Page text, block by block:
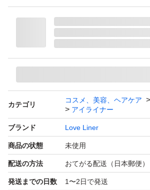
カテゴリ
コスメ、美容、ヘアケア
アイライナー
ブランド Love Liner
商品の状態 未使用
配送の方法 おてがる配送（日本郵便）
発送までの日数 1〜2日で発送